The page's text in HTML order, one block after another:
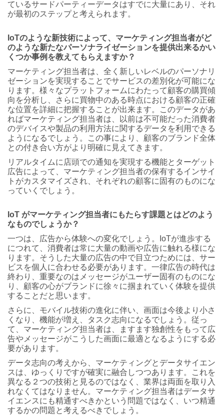
ているサードパーティーデータはすでに大量にあり、それ
が最初のステップと考えられます。
IoTのような新技術によって、マーケティング担当者がど
のような新たなパーソナライゼーションを提供出来るかい
くつか事例を教えてもらえますか？
マーケティング担当者は、全く新しいレベルのパーソナリ
ゼーションを実現することでサービスの差別化が可能にな
ります。様々なプラットフォームにわたって顧客の購買傾
向を分析し、さらに買物中のある時点における顧客の正確
な位置を詳細に把握することが出来ます。このデータがあ
ればマーケティング担当者は、以前は不可能だった消費者
のデバイスや製品の利用方法に関するデータを利用できる
ようになるでしょう。この事により、顧客のブランド全体
との付き合い方がより明確に見えてきます。
リアルタイムに店頭での通知を実現する機能とターゲット
広告によって、マーケティング担当者の保有するインサイ
トがカスタマイズされ、それぞれの顧客に固有のものにな
っていくでしょう。
IoT がマーケティング担当者にもたらす課題とはどのよう
なものでしょうか？
一つは、広告から体験への変化でしょう。IoTが進歩する
につれて、消費者は常に大量の動画や広告に触れる様にな
ります。そうした大量の広告の中で目立つためには、サー
ビスを個人に合わせる必要があります。一律広告の時代は
終わり、重要なのはメッセージがユーザー固有のものにな
り、顧客の心がブランドに徐々に掴まれていく体験を提供
することだと思います。
さらに、モバイル技術の進化に伴い、画面は今後より小さ
くなり、機能が増え、タスク志向になるでしょう。従っ
て、マーケティング担当者は、ますます独創性をもって広
告やメッセージがこうした画面に最適となるようにする必
要があります。
データ志向の考えから、マーケティングとデータサイエン
スは、ゆっくりですが確実に融合しつつあります。これを
異なる２つの技術と見るのではなく、業界は両面を取り入
れなくてはなりません。マーケティング担当者はデータサ
イエンスにも精通すべきかという問題ではなく、いつ精通
するかの問題と考えるべきでしょう。